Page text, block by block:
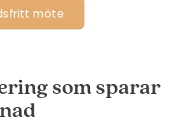
möte
som sparar